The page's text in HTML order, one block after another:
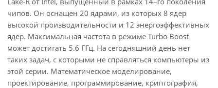
чипов. Он оснащен 20 ядрами, из которых 8 ядер
высокой производительности и 12 энергоэффективных
ядер. Максимальная частота в режиме Turbo Boost
может достигать 5.6 ГГц. На сегодняшний день нет
таких задач, с которыми не справляться компьютеры из
этой серии. Математическое моделирование,
проектирование, программирование, криптография,